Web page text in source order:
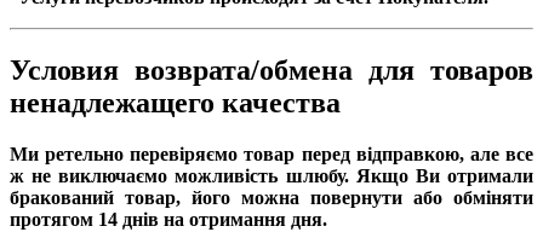
Условия возврата/обмена для товаров
ненадлежащего качества
Ми ретельно перевіряємо товар перед відправкою, але все
ж не виключаємо можливість шлюбу. Якщо Ви отримали
бракований товар, його можна повернути або обміняти
протягом 14 днів на отримання дня.